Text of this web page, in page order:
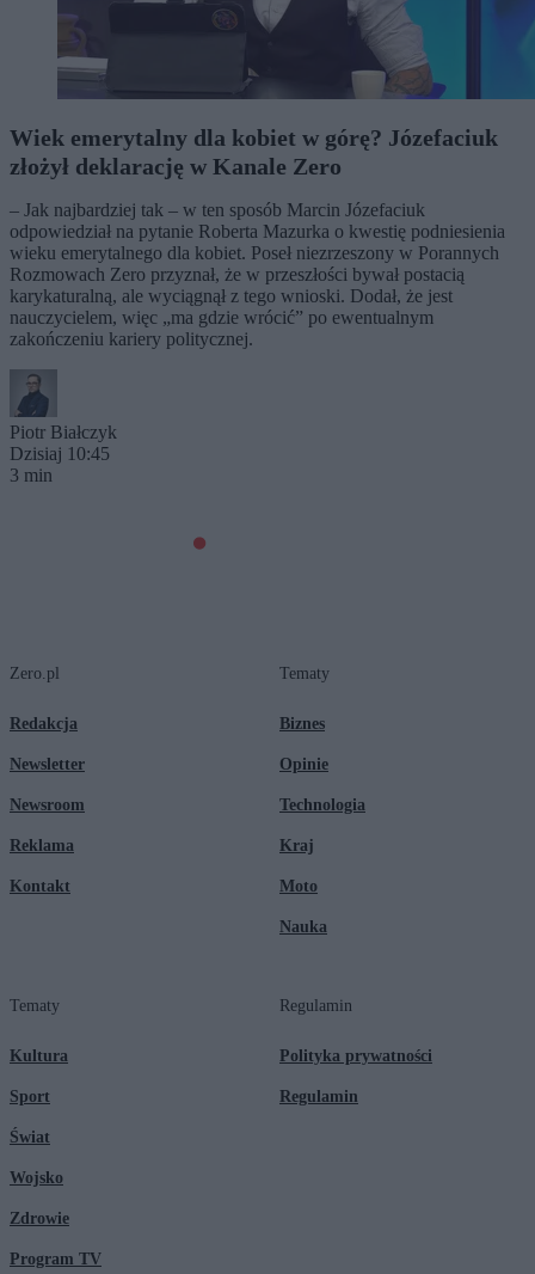
Wiek emerytalny dla kobiet w górę? Józefaciuk
złożył deklarację w Kanale Zero
– Jak najbardziej tak – w ten sposób Marcin Józefaciuk
odpowiedział na pytanie Roberta Mazurka o kwestię podniesienia
wieku emerytalnego dla kobiet. Poseł niezrzeszony w Porannych
Rozmowach Zero przyznał, że w przeszłości bywał postacią
karykaturalną, ale wyciągnął z tego wnioski. Dodał, że jest
nauczycielem, więc „ma gdzie wrócić” po ewentualnym
zakończeniu kariery politycznej.
Piotr Białczyk
Dzisiaj 10:45
3 min
Zero.pl
Redakcja
Newsletter
Newsroom
Reklama
Kontakt
Tematy
Biznes
Opinie
Technologia
Kraj
Moto
Nauka
Tematy
Kultura
Sport
Świat
Wojsko
Zdrowie
Program TV
Regulamin
Polityka prywatności
Regulamin